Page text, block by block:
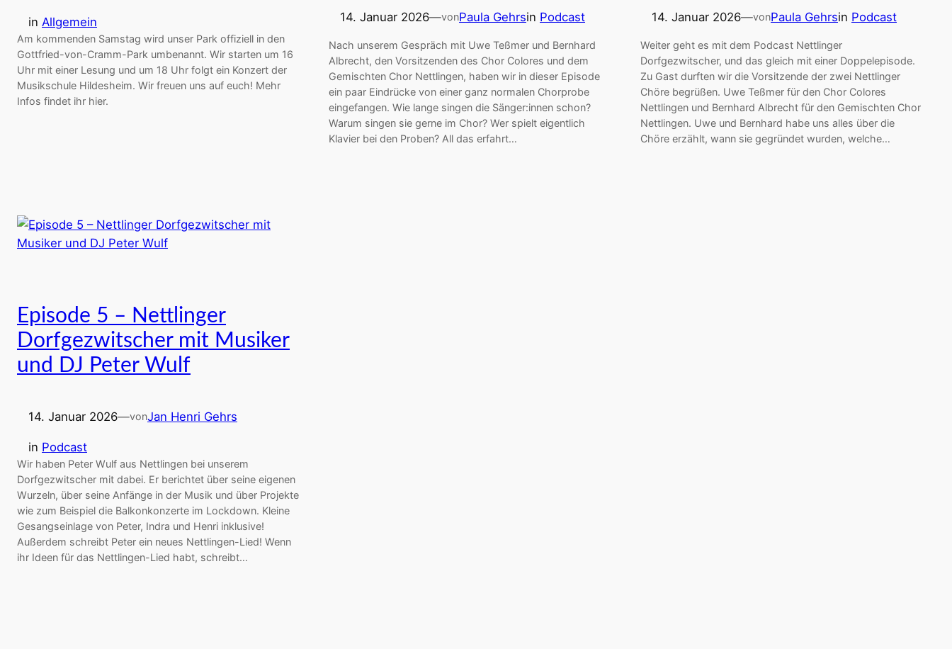
in Allgemein
Am kommenden Samstag wird unser Park offiziell in den
Gottfried-von-Cramm-Park umbenannt. Wir starten um 16
Uhr mit einer Lesung und um 18 Uhr folgt ein Konzert der
Musikschule Hildesheim. Wir freuen uns auf euch! Mehr
Infos findet ihr hier.
14. Januar 2026—vonPaula Gehrsin Podcast
Nach unserem Gespräch mit Uwe Teßmer und Bernhard
Albrecht, den Vorsitzenden des Chor Colores und dem
Gemischten Chor Nettlingen, haben wir in dieser Episode
ein paar Eindrücke von einer ganz normalen Chorprobe
eingefangen. Wie lange singen die Sänger:innen schon?
Warum singen sie gerne im Chor? Wer spielt eigentlich
Klavier bei den Proben? All das erfahrt…
14. Januar 2026—vonPaula Gehrsin Podcast
Weiter geht es mit dem Podcast Nettlinger
Dorfgezwitscher, und das gleich mit einer Doppelepisode.
Zu Gast durften wir die Vorsitzende der zwei Nettlinger
Chöre begrüßen. Uwe Teßmer für den Chor Colores
Nettlingen und Bernhard Albrecht für den Gemischten Chor
Nettlingen. Uwe und Bernhard habe uns alles über die
Chöre erzählt, wann sie gegründet wurden, welche…
Episode 5 – Nettlinger
Dorfgezwitscher mit Musiker
und DJ Peter Wulf
14. Januar 2026—vonJan Henri Gehrs
in Podcast
Wir haben Peter Wulf aus Nettlingen bei unserem
Dorfgezwitscher mit dabei. Er berichtet über seine eigenen
Wurzeln, über seine Anfänge in der Musik und über Projekte
wie zum Beispiel die Balkonkonzerte im Lockdown. Kleine
Gesangseinlage von Peter, Indra und Henri inklusive!
Außerdem schreibt Peter ein neues Nettlingen-Lied! Wenn
ihr Ideen für das Nettlingen-Lied habt, schreibt…